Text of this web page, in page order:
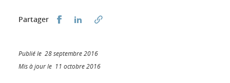
Partager Partager sur Facebook
Partager sur LinkedIn
Publié le 28 septembre 2016
Mis à jour le 11 octobre 2016